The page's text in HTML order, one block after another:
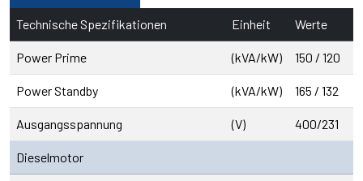
Technische Spezifikationen Einheit Werte
Power Prime (kVA/kW) 150 / 120
Power Standby (kVA/kW) 165 / 132
Ausgangsspannung (V) 400/231
Dieselmotor